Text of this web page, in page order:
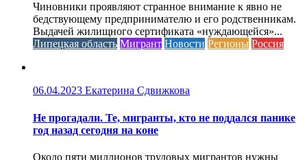
Чиновники проявляют странное внимание к явно не
бедствующему предпринимателю и его родственникам.
Выдачей жилищного сертификата «нуждающейся»...
Липецкая область Мигрант Новости Регионы Россия
06.04.2023 Екатерина Сдвижкова
Не прогадали. Те, мигранты, кто не поддался панике
год назад сегодня на коне
Около пяти миллионов трудовых мигрантов нужны